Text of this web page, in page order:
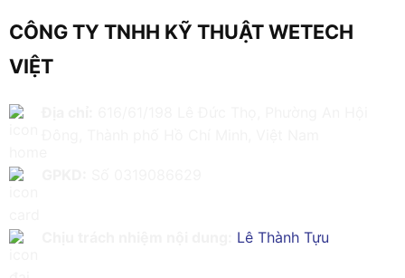
CÔNG TY TNHH KỸ THUẬT WETECH
VIỆT
Lê Thành Tựu